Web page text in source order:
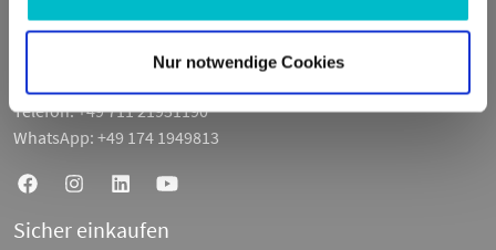
Nur notwendige Cookies
E-Mail:info@moto100.de
Telefon:+49 711 21951190
WhatsApp: +49 174 1949813
Sicher einkaufen